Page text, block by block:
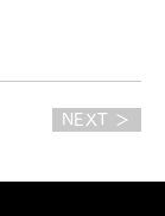
NEXT ＞